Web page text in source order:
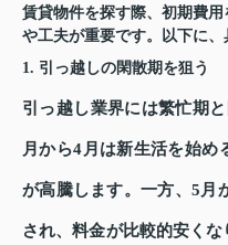
賃貸物件を探す際、初期費
や工夫が重要です。以下に、
1. 引っ越しの閑散期を狙う
引っ越し業界には繁忙期
月から4月は新生活を始め
が高騰します。一方、5月
され、料金が比較的安く